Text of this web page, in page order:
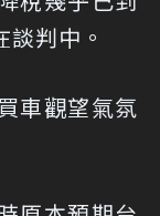
判中。
車觀望氣氛